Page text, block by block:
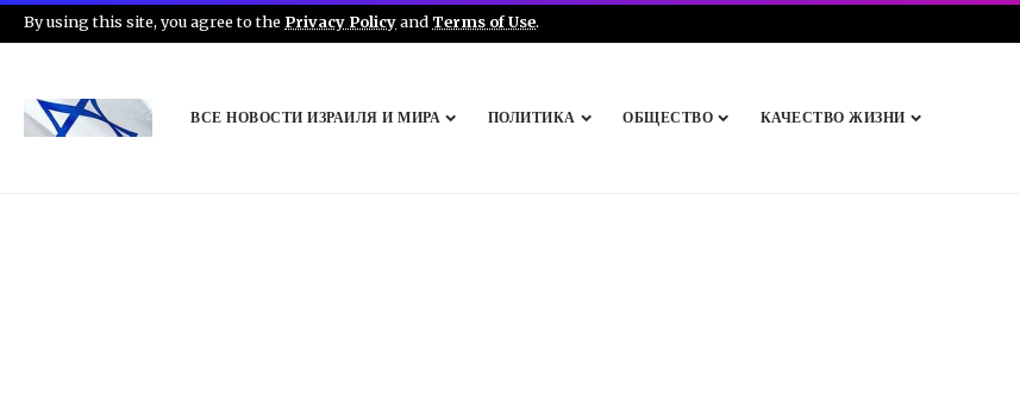
By using this site, you agree to the Privacy Policyand Terms of Use.
ВСЕ НОВОСТИ ИЗРАИЛЯ И МИРА ПОЛИТИКА ОБЩЕСТВО КАЧЕСТВО ЖИЗНИ